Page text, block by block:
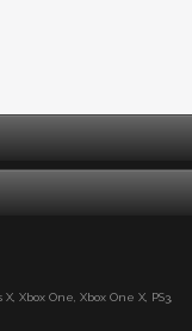
Xbox One, Xbox One X, PS3,